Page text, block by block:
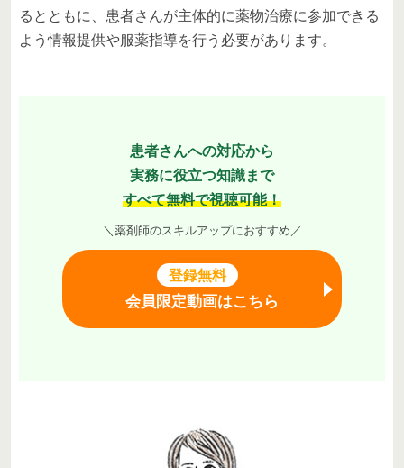
るとともに、患者さんが主体的に薬物治療に参加できる
よう情報提供や服薬指導を行う必要があります。
患者さんへの対応から
実務に役立つ知識まで
すべて無料で視聴可能！
＼薬剤師のスキルアップにおすすめ／
登録無料
会員限定動画はこちら